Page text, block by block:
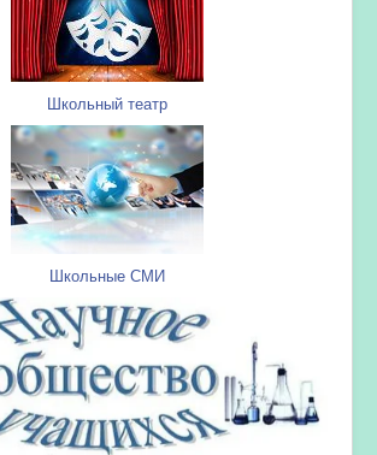
Школьный театр
Школьные СМИ